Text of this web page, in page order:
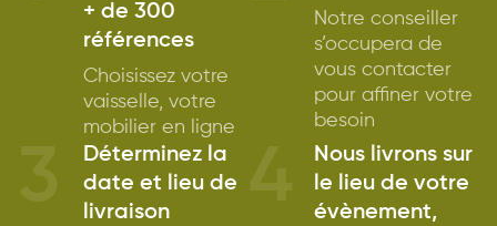
+ de 300
références
Choisissez votre
vaisselle, votre
mobilier en ligne
Notre conseiller
s’occupera de
vous contacter
pour affiner votre
besoin
Déterminez la
date et lieu de
livraison
Nous livrons sur
le lieu de votre
évènement,